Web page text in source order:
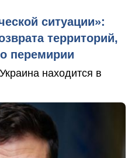
ситуации»:
территорий,
перемирии
находится в